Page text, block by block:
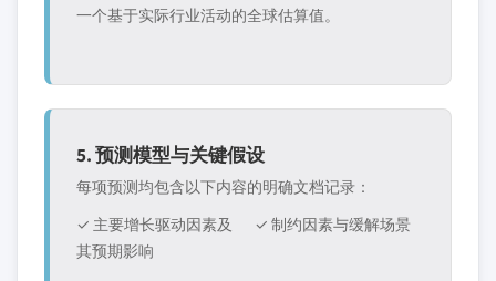
一个基于实际行业活动的全球估算值。
5. 预测模型与关键假设
每项预测均包含以下内容的明确文档记录：
✓ 主要增长驱动因素及
其预期影响
✓ 制约因素与缓解场景